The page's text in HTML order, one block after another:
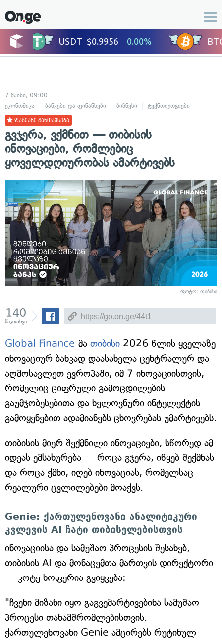
7 მაისი, 09:00
ეკონომიკა
ბანკები და ფინანსები ბიზნესი ტექნოლოგიები
ფასიანი განთავსება
გვჯერა, ვქმნით — თიბისის
ინოვაციები, რომლებიც
ყოველდღიურობას ამარტივებს
ფოტო: თიბისი
140
წაკითხვა
Global Finance-მა თიბისი 2026 წლის ყველაზე
ინოვაციურ ბანკად დაასახელა ცენტრალურ და
აღმოსავლეთ ევროპაში, იმ 7 ინოვაციისთვის,
რომელიც ციფრული გამოცდილების
გაუმჯობესებითა და ხელოვნური ინტელექტის
გამოყენებით ადამიანებს ცხოვრებას უმარტივებს.
თიბისის მიერ შექმნილი ინოვაციები, სწორედ ამ
იდეას ემსახურება — როცა გჯერა, იწყებ შექმნას
და როცა ქმნი, იღებ ინოვაციას, რომელსაც
რეალური ცვლილებები მოაქვს.
Genie: ქართულენოვანი ანალიტიკური
კვლევის AI ჩატი თიბისელებისთვის
ინოვაციისა და სამუშაო პროცესის შესახებ,
თიბისის AI და მონაცემთა მართვის დირექტორი
— კოტე ხოფერია გვიყვება:
"ჩვენი მიზანი იყო გაგვემარტივებინა სამუშაო
პროცესი თანამშრომლებისთვის.
ქართულენოვანი Genie ამცირებს რუტინულ